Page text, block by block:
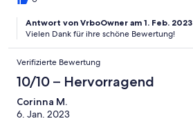
Antwort von VrboOwner am 1. Feb. 2023
Vielen Dank für ihre schöne Bewertung!
Verifizierte Bewertung
10/10 – Hervorragend
Corinna M.
6. Jan. 2023